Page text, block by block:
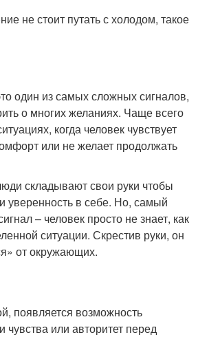
не стоит путать с холодом, такое
один из самых сложных сигналов,
о многих желаниях. Чаще всего
когда человек чувствует
или не желает продолжать
складывают свои руки чтобы
уверенность в себе. Но, самый
– человек просто не знает, как
ситуации. Скрестив руки, он
от окружающих.
появляется возможность
чувства или авторитет перед